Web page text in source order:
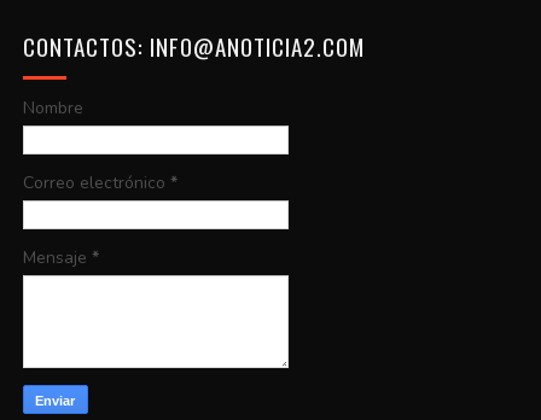
CONTACTOS: INFO@ANOTICIA2.COM
Nombre
Correo electrónico *
Mensaje *